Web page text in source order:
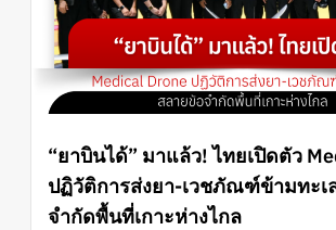
“ยาบินได้” มาแล้ว! ไทยเปิดตัว
ปฏิวัติการส่งยา-เวชภัณฑ์ข้ามทะเ
จำกัดพื้นที่เกาะห่างไกล